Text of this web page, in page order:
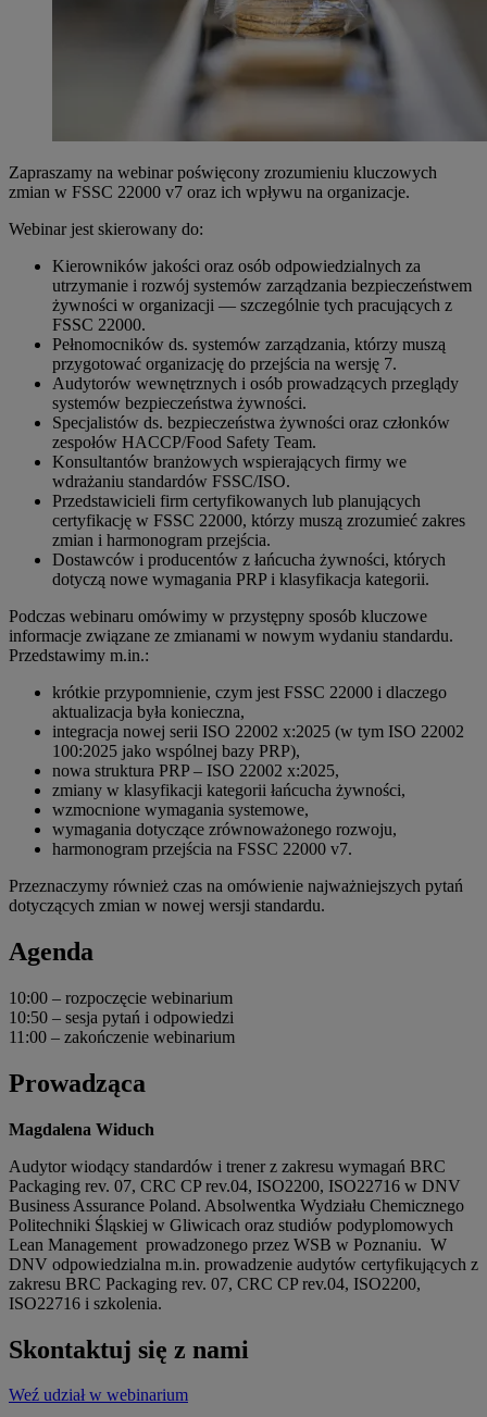
Zapraszamy na webinar poświęcony zrozumieniu kluczowych
zmian w FSSC 22000 v7 oraz ich wpływu na organizacje.
Webinar jest skierowany do:
Kierowników jakości oraz osób odpowiedzialnych za
utrzymanie i rozwój systemów zarządzania bezpieczeństwem
żywności w organizacji — szczególnie tych pracujących z
FSSC 22000.
Pełnomocników ds. systemów zarządzania, którzy muszą
przygotować organizację do przejścia na wersję 7.
Audytorów wewnętrznych i osób prowadzących przeglądy
systemów bezpieczeństwa żywności.
Specjalistów ds. bezpieczeństwa żywności oraz członków
zespołów HACCP/Food Safety Team.
Konsultantów branżowych wspierających firmy we
wdrażaniu standardów FSSC/ISO.
Przedstawicieli firm certyfikowanych lub planujących
certyfikację w FSSC 22000, którzy muszą zrozumieć zakres
zmian i harmonogram przejścia.
Dostawców i producentów z łańcucha żywności, których
dotyczą nowe wymagania PRP i klasyfikacja kategorii.
Podczas webinaru omówimy w przystępny sposób kluczowe
informacje związane ze zmianami w nowym wydaniu standardu.
Przedstawimy m.in.:
krótkie przypomnienie, czym jest FSSC 22000 i dlaczego
aktualizacja była konieczna,
integracja nowej serii ISO 22002 x:2025 (w tym ISO 22002
100:2025 jako wspólnej bazy PRP),
nowa struktura PRP – ISO 22002 x:2025,
zmiany w klasyfikacji kategorii łańcucha żywności,
wzmocnione wymagania systemowe,
wymagania dotyczące zrównoważonego rozwoju,
harmonogram przejścia na FSSC 22000 v7.
Przeznaczymy również czas na omówienie najważniejszych pytań
dotyczących zmian w nowej wersji standardu.
Agenda
10:00 – rozpoczęcie webinarium
10:50 – sesja pytań i odpowiedzi
11:00 – zakończenie webinarium
Prowadząca
Magdalena Widuch
Audytor wiodący standardów i trener z zakresu wymagań BRC
Packaging rev. 07, CRC CP rev.04, ISO2200, ISO22716 w DNV
Business Assurance Poland. Absolwentka Wydziału Chemicznego
Politechniki Śląskiej w Gliwicach oraz studiów podyplomowych
Lean Management prowadzonego przez WSB w Poznaniu. W
DNV odpowiedzialna m.in. prowadzenie audytów certyfikujących z
zakresu BRC Packaging rev. 07, CRC CP rev.04, ISO2200,
ISO22716 i szkolenia.
Skontaktuj się z nami
Weź udział w webinarium